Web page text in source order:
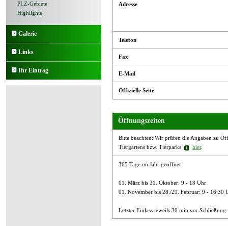
PLZ-Gebiete
Highlights
Galerie
Links
Ihr Eintrag
Adresse
Telefon
Fax
E-Mail
Offizielle Seite
Öffnungszeiten
Bitte beachten: Wir prüfen die Angaben zu
Tiergartens bzw. Tierparks
hier.
365 Tage im Jahr geöffnet
01. März bis 31. Oktober: 9 - 18 Uhr
01. November bis 28./29. Februar: 9 - 16:30
Letzter Einlass jeweils 30 min vor Schließung